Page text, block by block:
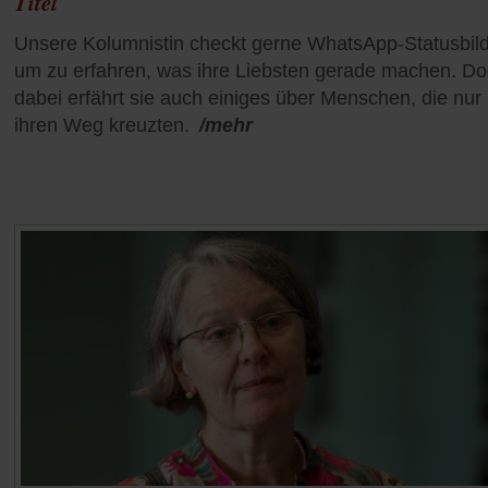
Unsere Kolumnistin checkt gerne WhatsApp-
um zu erfahren, was ihre Liebsten gerade machen.
dabei erfährt sie auch einiges über Menschen, die nur
ihren Weg kreuzten. /mehr